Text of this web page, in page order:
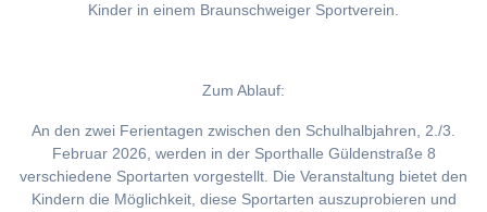
Kinder in einem Braunschweiger Sportverein.
Zum Ablauf:
An den zwei Ferientagen zwischen den Schulhalbjahren, 2./3.
Februar 2026, werden in der Sporthalle Güldenstraße 8
verschiedene Sportarten vorgestellt. Die Veranstaltung bietet den
Kindern die Möglichkeit, diese Sportarten auszuprobieren und